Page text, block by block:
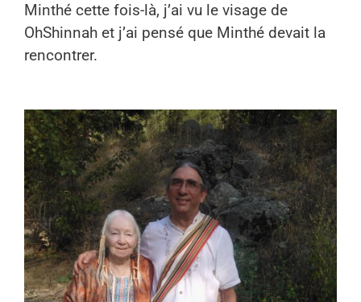
Minthé cette fois-là, j’ai vu le visage de
OhShinnah et j’ai pensé que Minthé devait la
rencontrer.